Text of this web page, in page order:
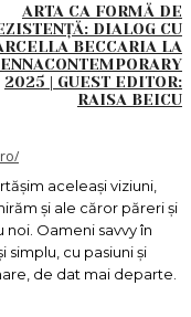
ARTA CA FORMĂ DE
DIALOG CU
BECCARIA LA
2025 | GUEST EDITOR:
RAISA BEICU
aceleași viziuni,
și ale căror păreri și
Oameni savvy în
simplu, cu pasiuni și
de dat mai departe.